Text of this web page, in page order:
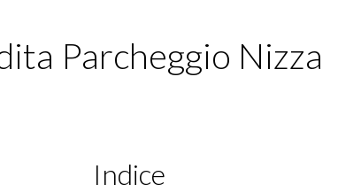
Parcheggio Nizza
Indice